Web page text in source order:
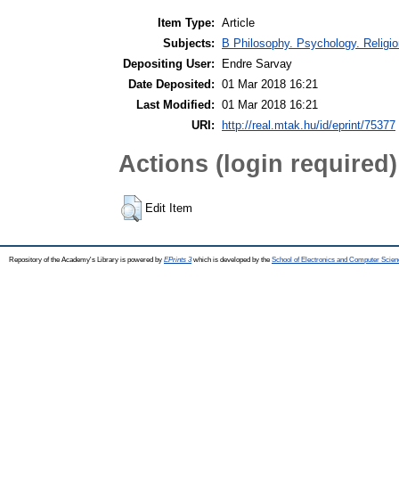
Item Type: Article
Subjects:
B Philosophy. Psychology.
Depositing User:
Endre Sarvay
Date Deposited: 01 Mar 2018 16:21
Last Modified: 01 Mar 2018 16:21
URI:
http://real.mtak.hu/id/eprint/75377
Actions (login required)
Edit Item
Repository of the Academy's Library is powered by EPrints 3which is developed by the School of Electronics and Computer